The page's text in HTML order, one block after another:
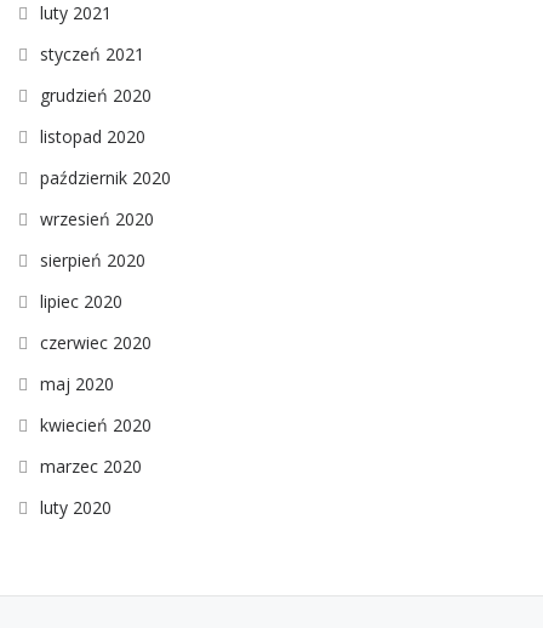
luty 2021
styczeń 2021
grudzień 2020
listopad 2020
październik 2020
wrzesień 2020
sierpień 2020
lipiec 2020
czerwiec 2020
maj 2020
kwiecień 2020
marzec 2020
luty 2020